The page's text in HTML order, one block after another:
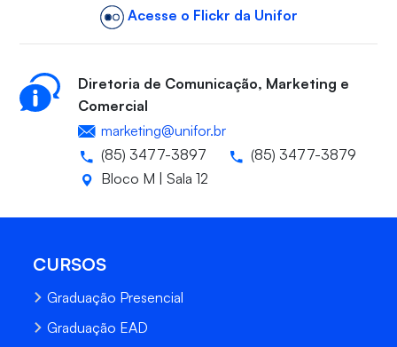
Acesse o Flickr da Unifor
Diretoria de Comunicação, Marketing e
Comercial
marketing@unifor.br
(85) 3477-3897
(85) 3477-3879
Bloco M | Sala 12
CURSOS
Graduação Presencial
Graduação EAD